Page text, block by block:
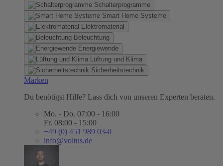
Schalterprogramme
Smart Home Systeme
Elektromaterial
Beleuchtung
Energiewende
Lüftung und Klima
Sicherheitstechnik
Marken
Du benötigst Hilfe? Lass dich von unseren Experten beraten.
Mo. - Do. 07:00 - 16:00
Fr. 08:00 - 15:00
+49 (0) 451 989 03-0
info@voltus.de